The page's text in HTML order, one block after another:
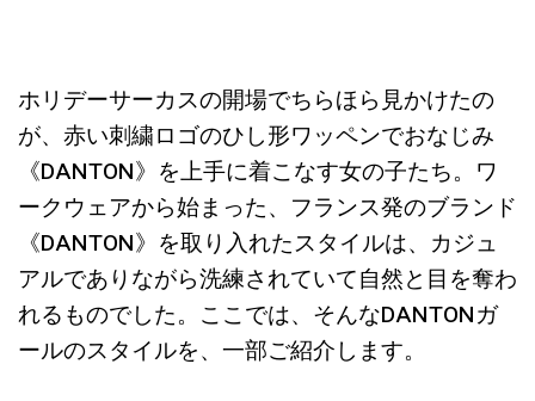
ホリデーサーカスの開場でちらほら見かけたの
が、赤い刺繍ロゴのひし形ワッペンでおなじみ
《DANTON》を上手に着こなす女の子たち。ワ
ークウェアから始まった、フランス発のブランド
《DANTON》を取り入れたスタイルは、カジュ
アルでありながら洗練されていて自然と目を奪わ
れるものでした。ここでは、そんなDANTONガ
ールのスタイルを、一部ご紹介します。